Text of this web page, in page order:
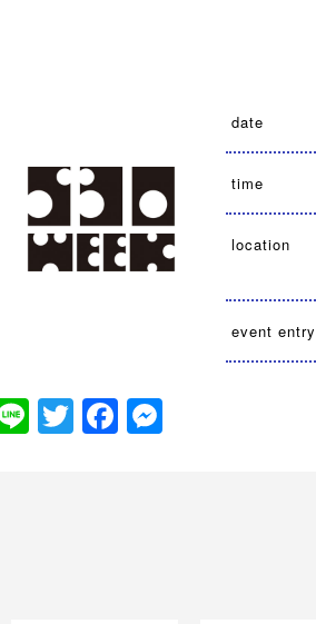
date
time
location
event entry
LineTwitterFacebook